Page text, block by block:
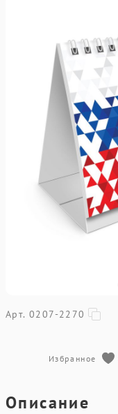
Арт. 0207-2270
Избранное
Описание